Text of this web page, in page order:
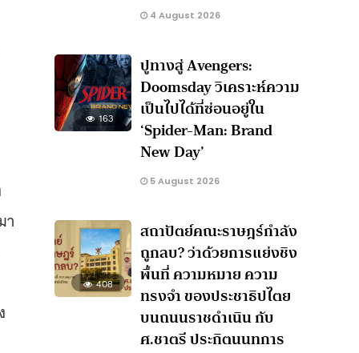
า
4 August 2026
163
ปูทางสู่ Avengers:
Doomsday วิเคราะห์ความ
เป็นไปได้ที่ซ่อนอยู่ใน
‘Spider-Man: Brand
New Day’
5 August 2026
408
สถาปัตย์คณะราษฎร์กำลัง
ถูกลบ? ว่าด้วยการแย่งชิง
พื้นที่ ความหมาย ความ
ทรงจำ ของประชาธิปไตย
บนถนนราชดำเนิน กับ
ศ.ชาตรี ประกิตนนทการ